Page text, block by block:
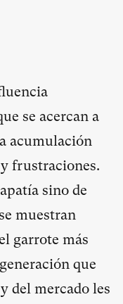
se acercan a
acumulación
frustraciones.
sino de
muestran
garrote más
que
del mercado les